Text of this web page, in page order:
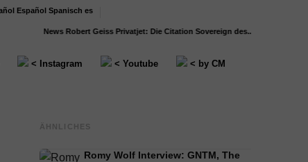
Español Spanisch es
Robert Geiss Privatjet: Die Citation Sovereign des...Kanye West
< Instagram < Youtube < by CM
ÄHNLICHES
Romy Wolf Interview: GNTM, The